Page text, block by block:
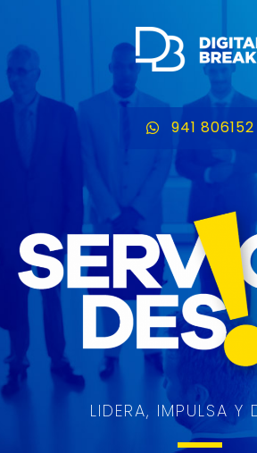
941 806152
LIDERA, IMPULSA Y